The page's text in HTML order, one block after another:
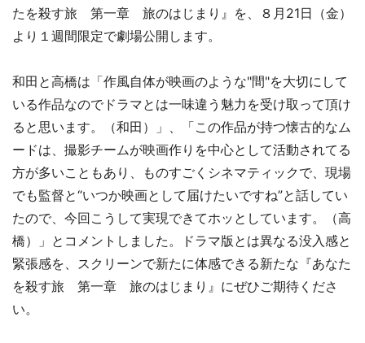
たを殺す旅 第一章 旅のはじまり』を、８月21日（金）
より１週間限定で劇場公開します。
和田と高橋は「作風自体が映画のような"間"を大切にして
いる作品なのでドラマとは一味違う魅力を受け取って頂け
ると思います。（和田）」、「この作品が持つ懐古的なム
ードは、撮影チームが映画作りを中心として活動されてる
方が多いこともあり、ものすごくシネマティックで、現場
でも監督と“いつか映画として届けたいですね”と話してい
たので、今回こうして実現できてホッとしています。（高
橋）」とコメントしました。ドラマ版とは異なる没入感と
緊張感を、スクリーンで新たに体感できる新たな『あなた
を殺す旅 第一章 旅のはじまり』にぜひご期待くださ
い。